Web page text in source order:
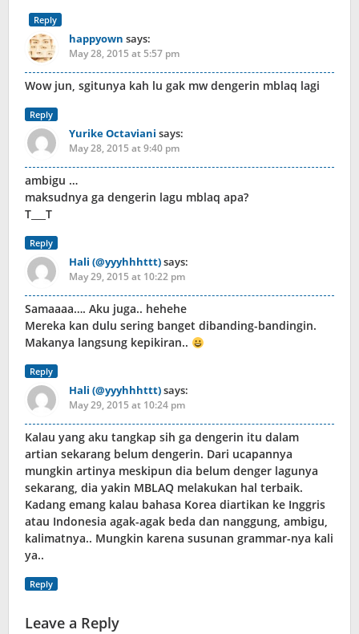
Reply
happyown says:
May 28, 2015 at 5:57 pm
Wow jun, sgitunya kah lu gak mw dengerin mblaq lagi
Reply
Yurike Octaviani says:
May 28, 2015 at 9:40 pm
ambigu …
maksudnya ga dengerin lagu mblaq apa?
T___T
Reply
Hali (@yyyhhhttt)says:
May 29, 2015 at 10:22 pm
Samaaaa…. Aku juga.. hehehe
Mereka kan dulu sering banget dibanding-bandingin.
Makanya langsung kepikiran..
Reply
Hali (@yyyhhhttt)says:
May 29, 2015 at 10:24 pm
Kalau yang aku tangkap sih ga dengerin itu dalam
artian sekarang belum dengerin. Dari ucapannya
mungkin artinya meskipun dia belum denger lagunya
sekarang, dia yakin MBLAQ melakukan hal terbaik.
Kadang emang kalau bahasa Korea diartikan ke Inggris
atau Indonesia agak-agak beda dan nanggung, ambigu,
kalimatnya.. Mungkin karena susunan grammar-nya kali
ya..
Reply
Leave a Reply